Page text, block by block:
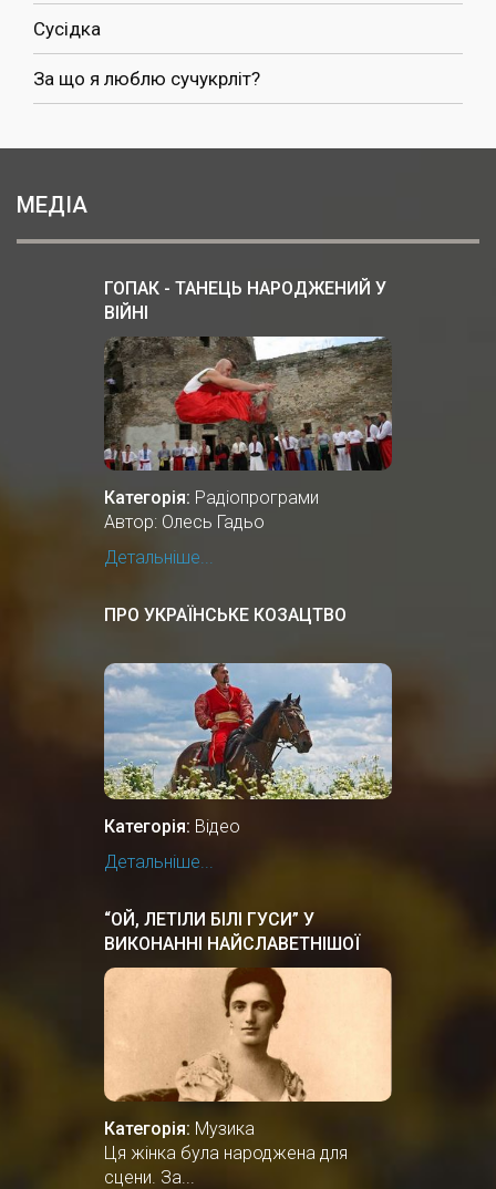
Сусідка
За що я люблю сучукрліт?
МЕДІА
ГОПАК - ТАНЕЦЬ НАРОДЖЕНИЙ У
ВІЙНІ
Категорія: Радіопрограми
Автор: Олесь Гадьо
Детальніше...
ПРО УКРАЇНСЬКЕ КОЗАЦТВО
Категорія: Відео
Детальніше...
“ОЙ, ЛЕТІЛИ БІЛІ ГУСИ” У
ВИКОНАННІ НАЙСЛАВЕТНІШОЇ
ОПЕРНОЇ СПІВАЧКИ СОЛОМIЇ
КРУШЕЛЬНИЦЬКОЇ
Категорія: Музика
Ця жінка була народжена для
сцени. За...